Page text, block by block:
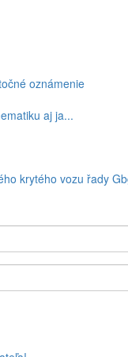
oznámenie
aj ja...
krytého vozu řady